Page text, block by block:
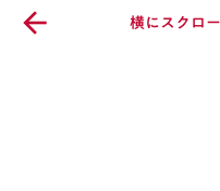
arrow_back
横にスクロ